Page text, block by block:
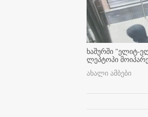
ხაშურში "ელიტ-
ლეპტოპი
ახალი ამბები